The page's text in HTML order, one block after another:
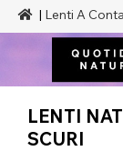
| Lenti A
LENTI
SCURI